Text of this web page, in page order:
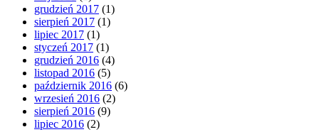
grudzień 2017 (1)
sierpień 2017 (1)
lipiec 2017 (1)
styczeń 2017 (1)
grudzień 2016 (4)
listopad 2016 (5)
październik 2016 (6)
wrzesień 2016 (2)
sierpień 2016 (9)
lipiec 2016 (2)